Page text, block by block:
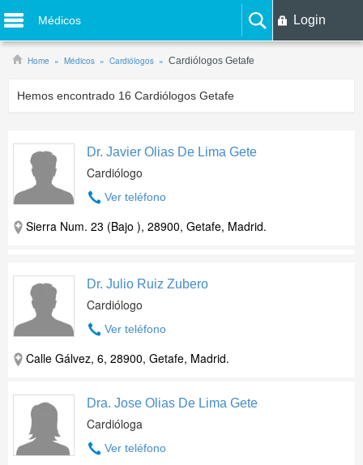
Médicos Login
Home Médicos Cardiólogos Cardiólogos Getafe
Hemos encontrado 16 Cardiólogos Getafe
Dr. Javier Olias De Lima Gete
Cardiólogo
Ver teléfono
Sierra Num. 23 (Bajo ), 28900, Getafe, Madrid.
Dr. Julio Ruiz Zubero
Cardiólogo
Ver teléfono
Calle Gálvez, 6, 28900, Getafe, Madrid.
Dra. Jose Olias De Lima Gete
Cardióloga
Ver teléfono